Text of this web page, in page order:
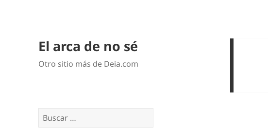
El arca de no sé
Otro sitio más de Deia.com
Buscar: